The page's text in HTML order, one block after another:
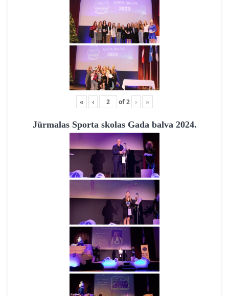
« ‹ of2 › »
Jūrmalas Sporta skolas Gada balva 2024.